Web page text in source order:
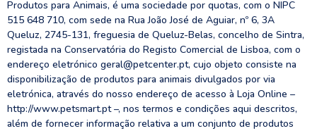
Produtos para Animais, é uma sociedade por quotas, com o NIPC
515 648 710, com sede na Rua João José de Aguiar, nº 6, 3A
Queluz, 2745-131, freguesia de Queluz-Belas, concelho de Sintra,
registada na Conservatória do Registo Comercial de Lisboa, com o
endereço eletrónico geral@petcenter.pt, cujo objeto consiste na
disponibilização de produtos para animais divulgados por via
eletrónica, através do nosso endereço de acesso à Loja Online –
http://www.petsmart.pt –, nos termos e condições aqui descritos,
além de fornecer informação relativa a um conjunto de produtos